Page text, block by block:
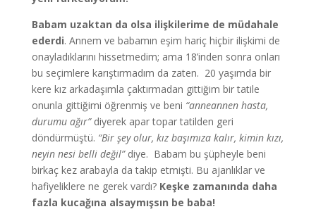
Babam uzaktan da olsa ilişkilerime de müdahale
ederdi. Annem ve babamın eşim hariç hiçbir ilişkimi de
onayladıklarını hissetmedim; ama 18’inden sonra onları
bu seçimlere karıştırmadım da zaten. 20 yaşımda bir
kere kız arkadaşımla çaktırmadan gittiğim bir tatile
onunla gittiğimi öğrenmiş ve beni “anneannen hasta,
durumu ağır”diyerek apar topar tatilden geri
döndürmüştü. “Bir şey olur, kız başımıza kalır, kimin kızı,
neyin nesi belli değil” diye. Babam bu şüpheyle beni
birkaç kez arabayla da takip etmişti. Bu ajanlıklar ve
hafiyeliklere ne gerek vardı? Keşke zamanında daha
fazla kucağına alsaymışsın be baba!